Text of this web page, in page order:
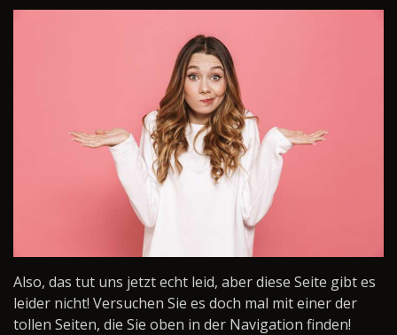
Also, das tut uns jetzt echt leid, aber diese Seite gibt es
leider nicht! Versuchen Sie es doch mal mit einer der
tollen Seiten, die Sie oben in der Navigation finden!